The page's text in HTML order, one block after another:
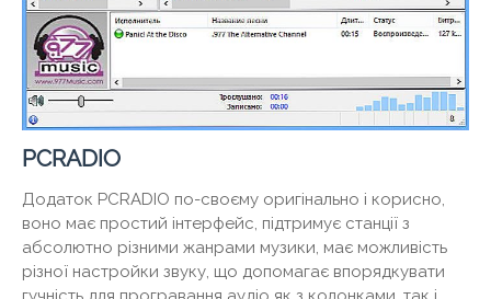
PCRADIO
Додаток PCRADIO по-своєму оригінально і корисно,
воно має простий інтерфейс, підтримує станції з
абсолютно різними жанрами музики, має можливість
різної настройки звуку, що допомагає впорядкувати